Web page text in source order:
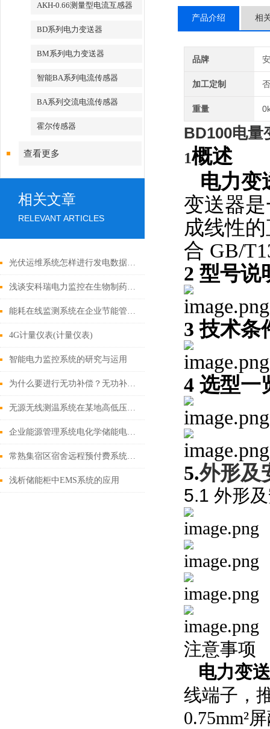
AKH-0.66测量型电流互感器
BD系列电力变送器
BM系列电力变送器
智能BA系列电流传感器
BA系列交流电流传感器
霍尔传感器
查看更多
相关文章
RELEVANT ARTICLES
光伏运维系统怎样进行发电数据统计报表生成
浅谈安科瑞电力监控在生物制药企业变配电系统自动化改造的应用
能耗在线监测系统在企业节能管理中的研究与应用
4G计量仪表(计量仪表)
智能电力监控系统的研究与运用
为什么要进行无功补偿？无功补偿的原理、形式是什么？
无源无线测温系统在某地高低压开关柜的应用
企业能源管理系统电化学储能电站运维监控
常熟集宿区宿舍远程预付费系统的设计与应用
浅析储能柜中EMS系统的应用
产品介绍 相
品牌
加工定制 否
重量
BD100电量
1概述
电力变
变送器
成线性
合 GB/
2 型号说
3技术条
4 选型一
5.外形及
5.1 外形
注意事项
电力变
线端子，
0.75mm²